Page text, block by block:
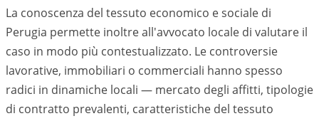
La conoscenza del tessuto economico e sociale di
Perugia permette inoltre all'avvocato locale di valutare il
caso in modo più contestualizzato. Le controversie
lavorative, immobiliari o commerciali hanno spesso
radici in dinamiche locali — mercato degli affitti, tipologie
di contratto prevalenti, caratteristiche del tessuto